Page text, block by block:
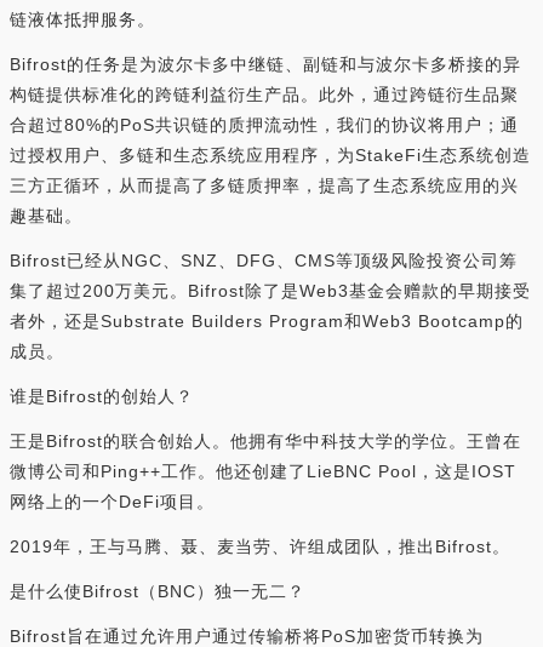
链液体抵押服务。
Bifrost的任务是为波尔卡多中继链、副链和与波尔卡多桥接的异
构链提供标准化的跨链利益衍生产品。此外，通过跨链衍生品聚
合超过80%的PoS共识链的质押流动性，我们的协议将用户；通
过授权用户、多链和生态系统应用程序，为StakeFi生态系统创造
三方正循环，从而提高了多链质押率，提高了生态系统应用的兴
趣基础。
Bifrost已经从NGC、SNZ、DFG、CMS等顶级风险投资公司筹
集了超过200万美元。Bifrost除了是Web3基金会赠款的早期接受
者外，还是Substrate Builders Program和Web3 Bootcamp的
成员。
谁是Bifrost的创始人？
王是Bifrost的联合创始人。他拥有华中科技大学的学位。王曾在
微博公司和Ping++工作。他还创建了LieBNC Pool，这是IOST
网络上的一个DeFi项目。
2019年，王与马腾、聂、麦当劳、许组成团队，推出Bifrost。
是什么使Bifrost（BNC）独一无二？
Bifrost旨在通过允许用户通过传输桥将PoS加密货币转换为